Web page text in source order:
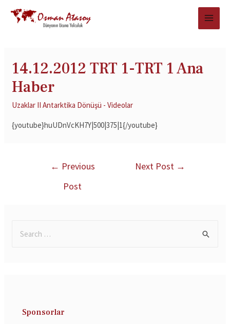
14.12.2012 TRT 1-TRT 1 Ana
Haber
Uzaklar II Antarktika Dönüşü - Videolar
{youtube}huUDnVcKH7Y|500|375|1{/youtube}
← Previous
Post
Next Post →
Sponsorlar